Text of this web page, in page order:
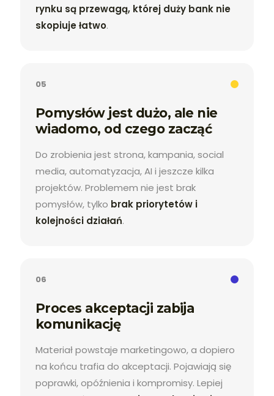
rynku są przewagą, której duży bank nie
skopiuje łatwo.
05
Pomysłów jest dużo, ale nie
wiadomo, od czego zacząć
Do zrobienia jest strona, kampania, social
media, automatyzacja, AI i jeszcze kilka
projektów. Problemem nie jest brak
pomysłów, tylko brak priorytetów i
kolejności działań.
06
Proces akceptacji zabija
komunikację
Materiał powstaje marketingowo, a dopiero
na końcu trafia do akceptacji. Pojawiają się
poprawki, opóźnienia i kompromisy. Lepiej